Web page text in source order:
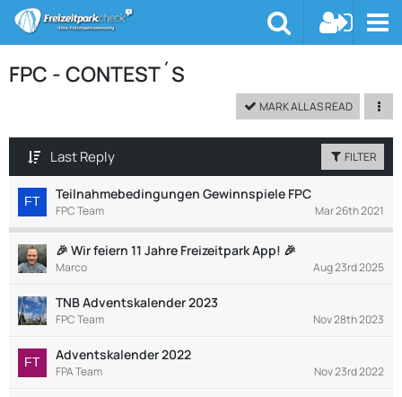
FPC - CONTEST´S
MARK ALL AS READ
Last Reply FILTER
Teilnahmebedingungen Gewinnspiele FPC
FPC Team Mar 26th 2021
🎉 Wir feiern 11 Jahre Freizeitpark App! 🎉
Marco Aug 23rd 2025
TNB Adventskalender 2023
FPC Team Nov 28th 2023
Adventskalender 2022
FPA Team Nov 23rd 2022